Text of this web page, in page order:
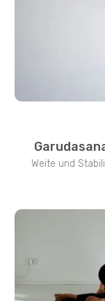
Weite und